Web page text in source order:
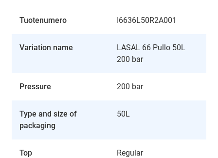
Tuotenumero I6636L50R2A001
Variation name
LASAL 66 Pullo 50L
200 bar
Pressure 200 bar
Type and size of
packaging
50L
Top Regular